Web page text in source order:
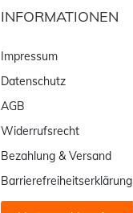
INFORMATIONEN
Impressum
Datenschutz
AGB
Widerrufsrecht
Bezahlung & Versand
Barrierefreiheitserklärung